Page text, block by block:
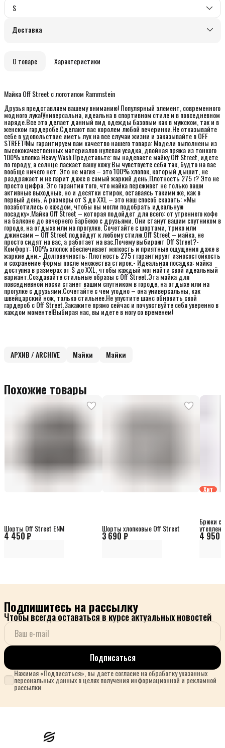
S
Доставка
О товаре Характеристики
Майка Off Street с логотипом Rammstein
Друзья представляем вашему вниманию! Популярный элемент, современного
модного лука!Универсальна, идеальна в спортивном стиле и в повседневном
наряде.Все это делает данный вид одежды базовым как в мужском, так и в
женском гардеробе.Сделают вас королем любой вечеринки.Не отказывайте
себе в удовольствие иметь лук на все случаи жизни и заказывайте в OFF
STREET!Мы гарантируем вам качество нашего товара: Модели выполнены из
высококачественных материалов нулевая усадка, двойная пряжа из тонкого
100% хлопка Heavy Wash.Представьте: вы надеваете майку Off Street, идете
по городу, а солнце ласкает вашу кожу.Вы чувствуете себя так, будто на вас
вообще ничего нет. Это не магия – это 100% хлопок, который дышит, не
раздражает и не парит даже в самый жаркий день.Плотность 275 г? Это не
просто цифра. Это гарантия того, что майка переживет не только ваши
активные выходные, но и десятки стирок, оставаясь такими же, как в
первый день. А размеры от S до XXL – это наш способ сказать: «Мы
позаботились о каждом, чтобы вы могли подобрать идеальную
посадку».Майка Off Street – которая подойдет для всего: от утреннего кофе
на балконе до вечернего барбекю с друзьями. Они станут вашим спутником в
городе, на отдыхе или на прогулке. Сочетайте с шортами, трико или
джинсами – Off Street подойдут к любому стилю.Off Street – майка, не
просто сидят на вас, а работает на вас.Почему выбирают Off Street?-
Комфорт: 100% хлопок обеспечивает мягкость и приятные ощущения даже в
жаркие дни.- Долговечность: Плотность 275 г гарантирует износостойкость
и сохранение формы после множества стирок.- Идеальная посадка: майка
доступна в размерах от S до XXL, чтобы каждый мог найти свой идеальный
вариант.Создавайте стильные образы с Off Street.Эта майка для
повседневной носки станет вашим спутником в городе, на отдыхе или на
прогулке с друзьями.Сочетайте с чем угодно – она универсальны, как
швейцарский нож, только стильнее.Не упустите шанс обновить свой
гардероб с Off Street.Закажите прямо сейчас и почувствуйте себя уверенно в
каждом моменте!Выбирая нас, вы идете в ногу со временем!
АРХИВ / ARCHIVE Майки Майки
Похожие товары
4 450 ₽
Шорты Off Street ENM
3 690 ₽
Шорты хлопковые Off Street
Хит
4 950
Брюки
Подпишитесь на рассылку
Чтобы всегда оставаться в курсе актуальных новостей
Подписаться
Нажимая «Подписаться», вы даете согласие на обработку указанных
персональных данных в целях получения информационной и рекламной
рассылки